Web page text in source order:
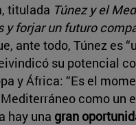
titulada Túnez y el
y forjar un futuro
ante todo, Túnez es
su potencial
y África: “Es el
como un
hay una gran